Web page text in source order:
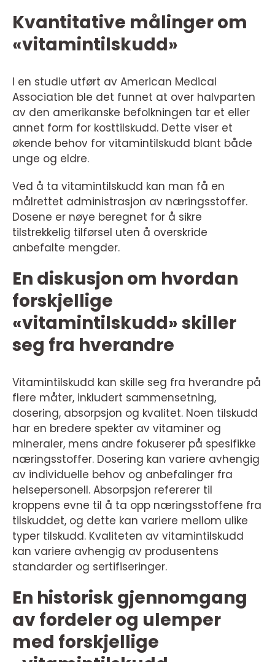
Kvantitative målinger om
«vitamintilskudd»
I en studie utført av American Medical
Association ble det funnet at over halvparten
av den amerikanske befolkningen tar et eller
annet form for kosttilskudd. Dette viser et
økende behov for vitamintilskudd blant både
unge og eldre.
Ved å ta vitamintilskudd kan man få en
målrettet administrasjon av næringsstoffer.
Dosene er nøye beregnet for å sikre
tilstrekkelig tilførsel uten å overskride
anbefalte mengder.
En diskusjon om hvordan
forskjellige
«vitamintilskudd» skiller
seg fra hverandre
Vitamintilskudd kan skille seg fra hverandre på
flere måter, inkludert sammensetning,
dosering, absorpsjon og kvalitet. Noen tilskudd
har en bredere spekter av vitaminer og
mineraler, mens andre fokuserer på spesifikke
næringsstoffer. Dosering kan variere avhengig
av individuelle behov og anbefalinger fra
helsepersonell. Absorpsjon refererer til
kroppens evne til å ta opp næringsstoffene fra
tilskuddet, og dette kan variere mellom ulike
typer tilskudd. Kvaliteten av vitamintilskudd
kan variere avhengig av produsentens
standarder og sertifiseringer.
En historisk gjennomgang
av fordeler og ulemper
med forskjellige